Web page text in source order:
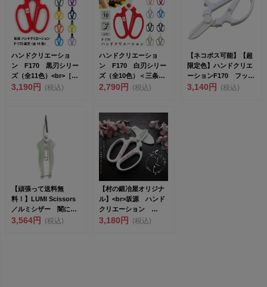
ハンドクリエーショ
ン F170 黒刃シリー
ズ（全11色）<br>［F-
1...
3,190円 (税込)
ハンドクリエーショ
ン F170 白刃シリー
ズ（全10色）＜三条市
製｜坂源＞ <...
2,790円 (税込)
【ネコポス可能】【超
限定色】ハンドクリエ
ーションF170 フッ素
樹脂 プレミア色
3,140円 (税込)
【頑張って送料無
料！】LUMI Scissors
／ルミシザー 闇に強
い作業バサミ（K...
3,564円 (税込)
【村の鍛冶屋オリジナ
ル】<br>坂源 ハンド
クリエーション
F170 1...
3,180円 (税込)